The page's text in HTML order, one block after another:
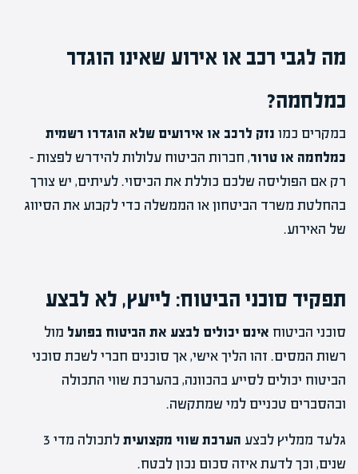
מה לגבי רכב או אירוע שאינו הוגדר
כמלחמה?
במקרים כמו נזק לרכב או אירועים שלא הוגדרו רשמית
כמלחמה או טרור, חברות הביטוח עלולות להידרש לפצות –
רק אם הפוליסה שלכם כוללת את הכיסוי. לעיתים, יש צורך
בהחלטת משרד הביטחון או הממשלה כדי לקבוע את הסיווג
של האירוע.
תפקיד סוכני הביטוח: לייעץ, לא לבצע
סוכני הביטוח אינם יכולים לבצע את הביטוח בפועל מול
רשות המסים. זהו הליך אישי, אך סוכנים חברי לשכת סוכני
הביטוח יכולים לסייע בהכוונה, בהערכת שווי התכולה
ובהסברים טכניים למי שמתקשה.
גלעד ממליץ לבצע הערכת שווי מקצועית
לתכולה מדי 3
שנים, וכך לדעת איזה סכום נכון לבטח.